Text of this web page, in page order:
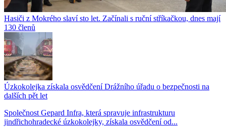
Hasiči z Mokrého slaví sto let. Začínali s ruční stříkačkou, dnes mají
130 členů
Úzkokolejka získala osvědčení Drážního úřadu o bezpečnosti na
dalších pět let
Společnost Gepard Infra, která spravuje infrastrukturu
jindřichohradecké úzkokolejky, získala osvědčení od...